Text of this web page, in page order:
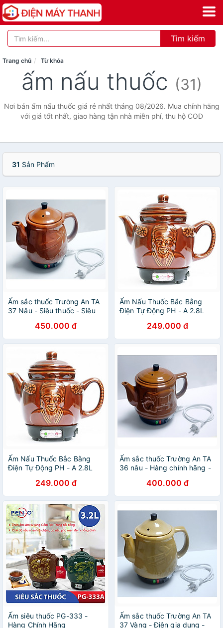
Tìm kiếm
Trang chủ Từ khóa
ấm nấu thuốc (31)
Nơi bán ấm nấu thuốc giá rẻ nhất tháng 08/2026. Mua chính hãng
với giá tốt nhất, giao hàng tận nhà miễn phí, thu hộ COD
31 Sản Phẩm
Ấm sắc thuốc Trường An TA
37 Nâu - Siêu thuốc - Siêu
điện - Dụng cụ nấu thuốc -
Hàng Việt Nam chính hãng
450.000 đ
Ấm Nấu Thuốc Bắc Bằng
Điện Tự Động PH - A 2.8L
249.000 đ
Ấm Nấu Thuốc Bắc Bằng
Điện Tự Động PH - A 2.8L
249.000 đ
Ấm sắc thuốc Trường An TA
36 nâu - Hàng chính hãng -
dụng - Siêu thuốc - Siêu
điện - Ấm sắc thuốc bằng
điện - Dụng cụ nấu thuốc -
Hàng Việt Nam chất lượng
400.000 đ
Ấm siêu thuốc PG-333 -
Hàng Chính Hãng
Ấm sắc thuốc Trường An TA
37 Vàng - Điện gia dụng -